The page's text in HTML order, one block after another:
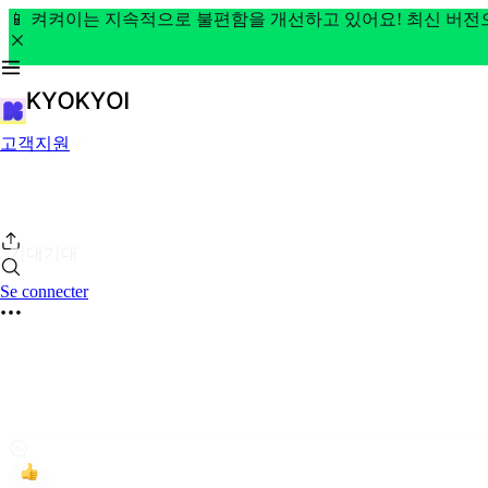
📱 켜켜이는 지속적으로 불편함을 개선하고 있어요! 최신 버
고객지원
Se connecter
기대기대